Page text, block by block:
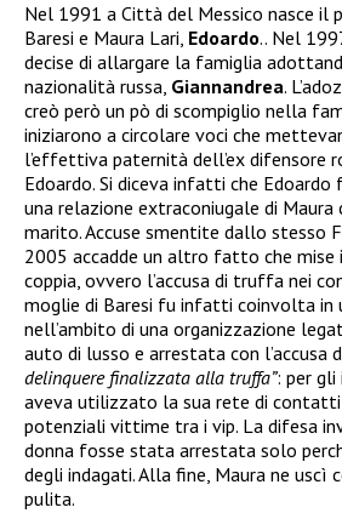
Nel 1991 a Città del Messico nasce il
Baresi e Maura Lari, Edoardo.. Nel
decise di allargare la famiglia
nazionalità russa, Giannandrea.
creò però un pò di scompiglio nella
iniziarono a circolare voci che
l’effettiva paternità dell’ex difensore
Edoardo. Si diceva infatti che
una relazione extraconiugale di
marito. Accuse smentite dallo stesso
2005 accadde un altro fatto che mise
coppia, ovvero l’accusa di truffa nei
moglie di Baresi fu infatti coinvolta in
nell’ambito di una organizzazione
auto di lusso e arrestata con l’accusa
delinquere finalizzata alla truffa”: per gli
aveva utilizzato la sua rete di contatti
potenziali vittime tra i vip. La difesa
donna fosse stata arrestata solo
degli indagati. Alla fine, Maura ne uscì
pulita.